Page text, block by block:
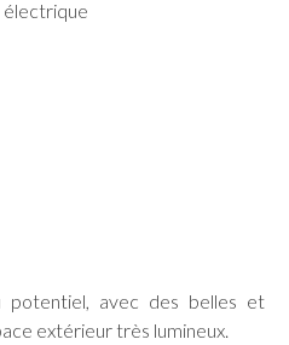
électrique
potentiel, avec des belles et
extérieur très lumineux.